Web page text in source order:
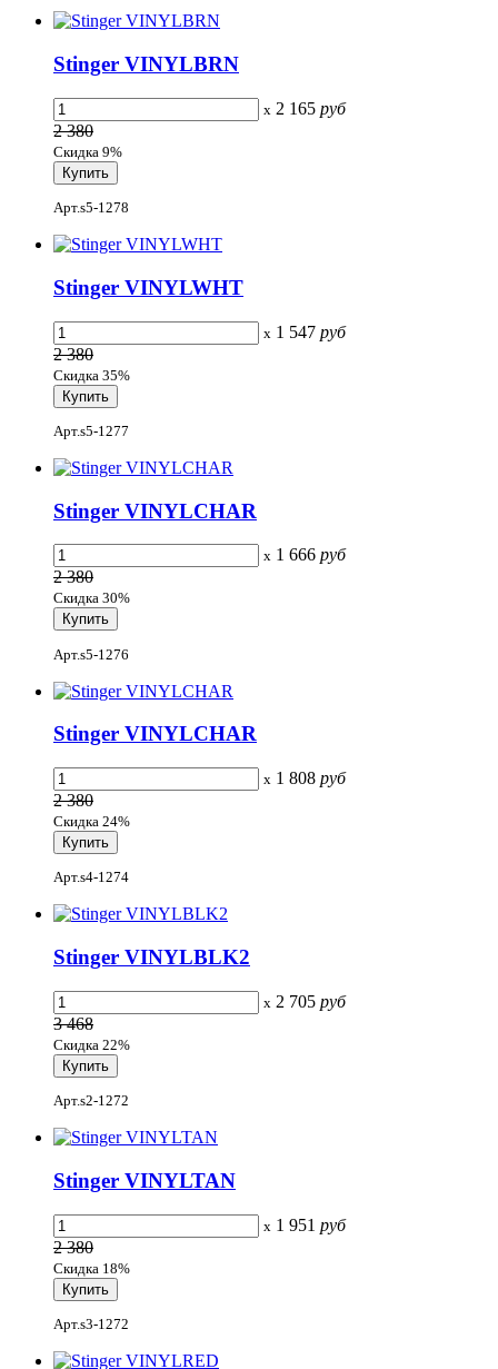
Stinger VINYLBRN
x 2 165 руб
2 380
Скидка 9%
Арт.s5-1278
Stinger VINYLWHT
x 1 547 руб
2 380
Скидка 35%
Арт.s5-1277
Stinger VINYLCHAR
x 1 666 руб
2 380
Скидка 30%
Арт.s5-1276
Stinger VINYLCHAR
x 1 808 руб
2 380
Скидка 24%
Арт.s4-1274
Stinger VINYLBLK2
x 2 705 руб
3 468
Скидка 22%
Арт.s2-1272
Stinger VINYLTAN
x 1 951 руб
2 380
Скидка 18%
Арт.s3-1272